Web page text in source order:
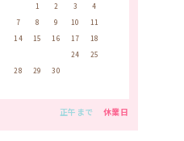
1
2 3 4
7 8 9 10 11
14 15 16 17 18
24 25
28 29 30
正午まで 休業日